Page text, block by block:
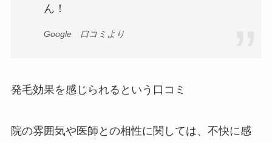
ん！
Google 口コミより
発毛効果を感じられるという口コミ
院の雰囲気や医師との相性に関しては、不快に感